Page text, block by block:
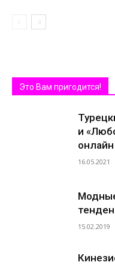
Это Вам пригодится!
и
16.05.2021
15.02.2019